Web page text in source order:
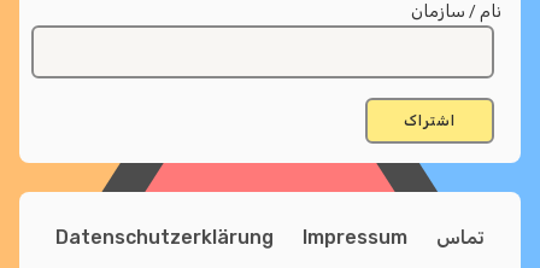
نام / سازمان
تماس Impressum
Datenschutzerklärung